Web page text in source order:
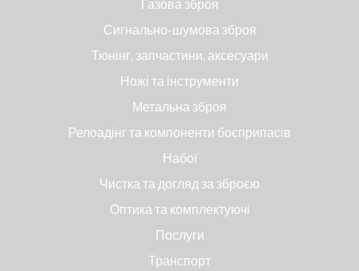
Газова зброя
Сигнально-шумова зброя
Тюнінг, запчастини, аксесуари
Ножі та інструменти
Метальна зброя
Релоадінг та компоненти боєприпасів
Набої
Чистка та догляд за зброєю
Оптика та комплектуючі
Послуги
Транспорт